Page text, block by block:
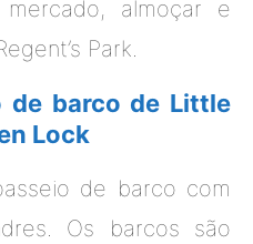
almoçar e
Park.
de barco de Little
Lock
de barco com
Os barcos são